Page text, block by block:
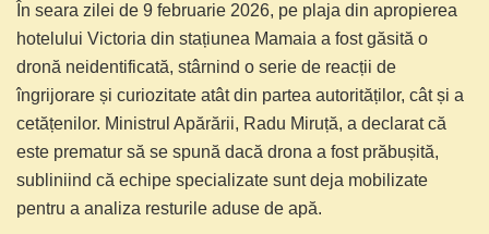
În seara zilei de 9 februarie 2026, pe plaja din apropierea
hotelului Victoria din stațiunea Mamaia a fost găsită o
dronă neidentificată, stârnind o serie de reacții de
îngrijorare și curiozitate atât din partea autorităților, cât și a
cetățenilor. Ministrul Apărării, Radu Miruță, a declarat că
este prematur să se spună dacă drona a fost prăbușită,
subliniind că echipe specializate sunt deja mobilizate
pentru a analiza resturile aduse de apă.